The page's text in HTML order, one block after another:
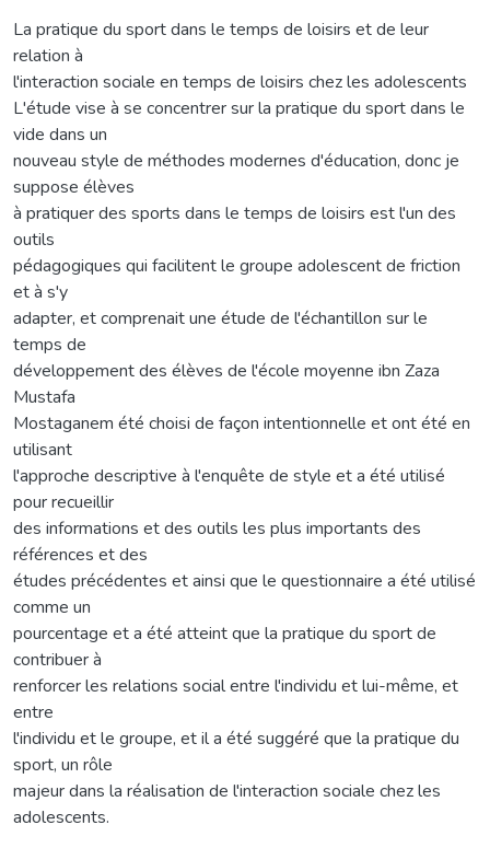
La pratique du sport dans le temps de loisirs et de leur
relation à
l'interaction sociale en temps de loisirs chez les adolescents
L'étude vise à se concentrer sur la pratique du sport dans le
vide dans un
nouveau style de méthodes modernes d'éducation, donc je
suppose élèves
à pratiquer des sports dans le temps de loisirs est l'un des
outils
pédagogiques qui facilitent le groupe adolescent de friction
et à s'y
adapter, et comprenait une étude de l'échantillon sur le
temps de
développement des élèves de l'école moyenne ibn Zaza
Mustafa
Mostaganem été choisi de façon intentionnelle et ont été en
utilisant
l'approche descriptive à l'enquête de style et a été utilisé
pour recueillir
des informations et des outils les plus importants des
références et des
études précédentes et ainsi que le questionnaire a été utilisé
comme un
pourcentage et a été atteint que la pratique du sport de
contribuer à
renforcer les relations social entre l'individu et lui-même, et
entre
l'individu et le groupe, et il a été suggéré que la pratique du
sport, un rôle
majeur dans la réalisation de l'interaction sociale chez les
adolescents.